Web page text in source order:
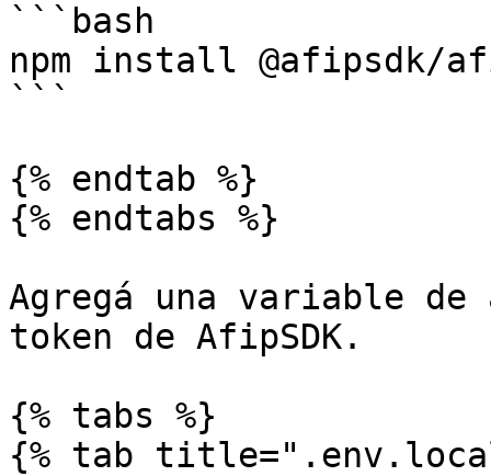
```bash
npm install @afipsdk/
```
{% endtab %}
{% endtabs %}
Agregá una variable de
token de AfipSDK.
{% tabs %}
{% tab